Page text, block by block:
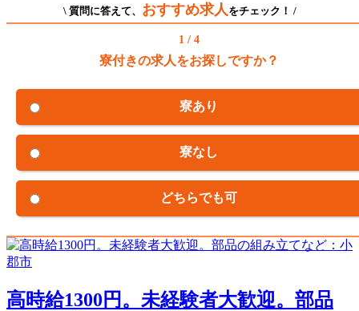
\ 質問に答えて、 おすすめ求人 をチェック！ /
1 / 4
寮付きの求人をお探しですか？
寮あり
寮なし
どちらでも可
高時給1300円。未経験者大歓迎。部品